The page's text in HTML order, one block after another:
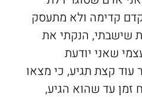
קדימה ולא מתעסק
שישבתי, הנקתי את
שאני יודעת
קצת תגיע, כי מצאו
זמן עד שהוא הגיע,